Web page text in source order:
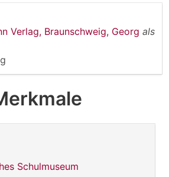
Verlag, Braunschweig, Georg als
Schulmuseum